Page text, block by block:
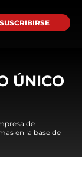
SUSCRIBIRSE
ÚNICO
de
en la base de